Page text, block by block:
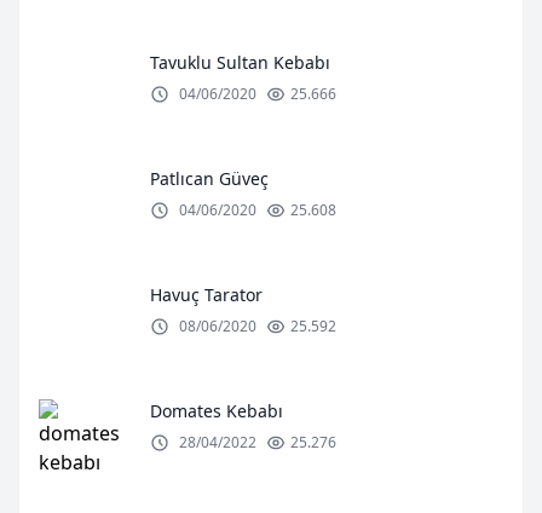
Tavuklu Sultan Kebabı
04/06/2020 25.666
Patlıcan Güveç
04/06/2020 25.608
Havuç Tarator
08/06/2020 25.592
Domates Kebabı
28/04/2022 25.276